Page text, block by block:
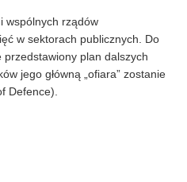
wspólnych rządów
w sektorach publicznych. Do
plan dalszych
jego główną „ofiara” zostanie
Defence).